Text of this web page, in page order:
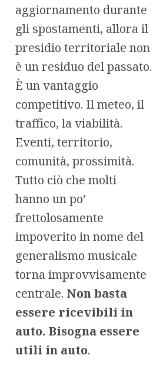
aggiornamento durante
gli spostamenti, allora il
presidio territoriale non
è un residuo del passato.
È un vantaggio
competitivo. Il meteo, il
traffico, la viabilità.
Eventi, territorio,
comunità, prossimità.
Tutto ciò che molti
hanno un po’
frettolosamente
impoverito in nome del
generalismo musicale
torna improvvisamente
centrale. Non basta
essere ricevibili in
auto. Bisogna essere
utili in auto.